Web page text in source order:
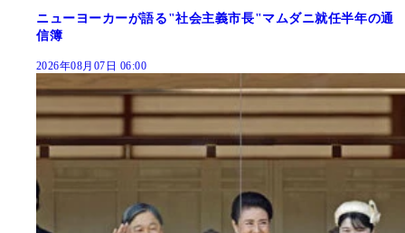
ニューヨーカーが語る"社会主義市長"マムダニ就任半年の通
信簿
2026年08月07日 06:00